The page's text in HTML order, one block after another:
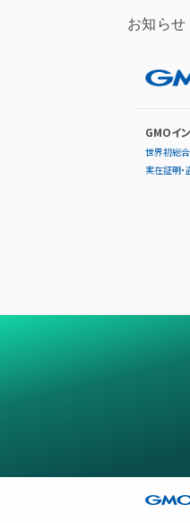
お知らせ
GMOイ
世界初総合
実在証明